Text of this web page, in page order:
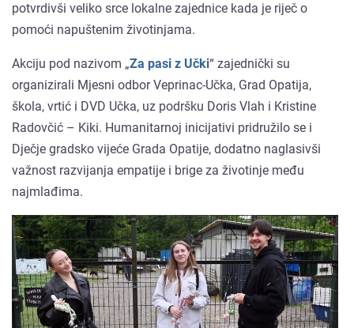
potvrdivši veliko srce lokalne zajednice kada je riječ o
pomoći napuštenim životinjama.
Akciju pod nazivom „Za pasi z Učki“ zajednički su
organizirali Mjesni odbor Veprinac-Učka, Grad Opatija,
škola, vrtić i DVD Učka, uz podršku Doris Vlah i Kristine
Radovčić – Kiki. Humanitarnoj inicijativi pridružilo se i
Dječje gradsko vijeće Grada Opatije, dodatno naglasivši
važnost razvijanja empatije i brige za životinje među
najmlađima.